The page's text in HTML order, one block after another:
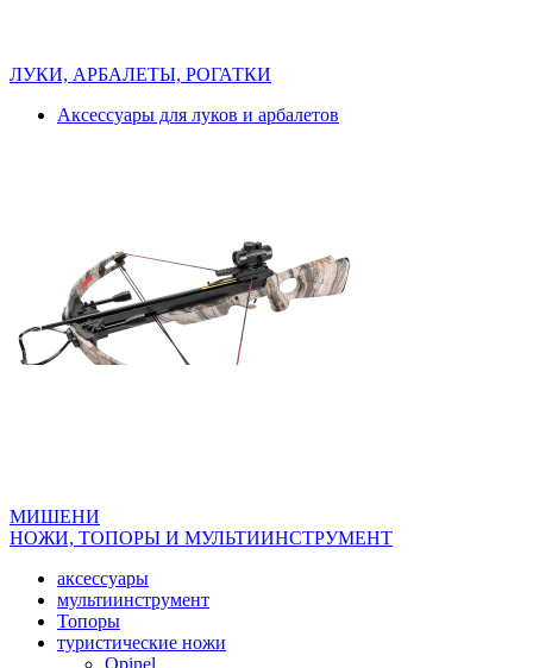
ЛУКИ, АРБАЛЕТЫ, РОГАТКИ
Аксессуары для луков и арбалетов
МИШЕНИ
НОЖИ, ТОПОРЫ И МУЛЬТИИНСТРУМЕНТ
аксессуары
мультиинструмент
Топоры
туристические ножи
Opinel